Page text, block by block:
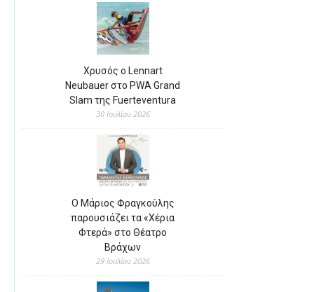
Χρυσός ο Lennart
Neubauer στο PWA Grand
Slam της Fuerteventura
30 Ιουλίου 2026
Ο Μάριος Φραγκούλης
παρουσιάζει τα «Χέρια
Φτερά» στο Θέατρο
Βράχων
29 Ιουλίου 2026